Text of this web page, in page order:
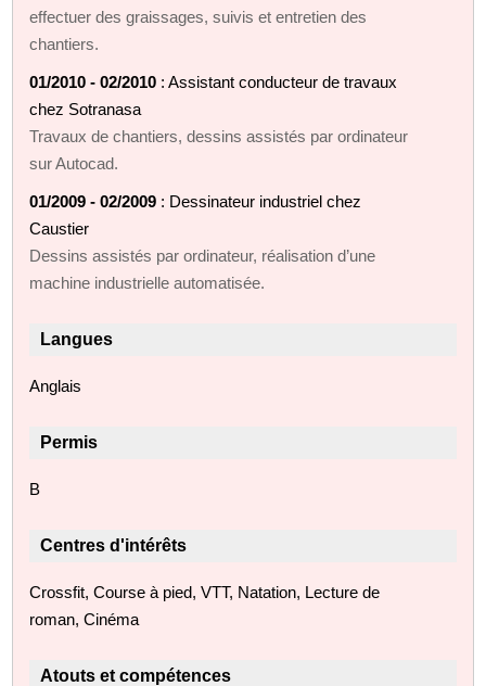
effectuer des graissages, suivis et entretien des
chantiers.
01/2010 - 02/2010 : Assistant conducteur de travaux
chez Sotranasa
Travaux de chantiers, dessins assistés par ordinateur
sur Autocad.
01/2009 - 02/2009 : Dessinateur industriel chez
Caustier
Dessins assistés par ordinateur, réalisation d’une
machine industrielle automatisée.
Langues
Anglais
Permis
B
Centres d'intérêts
Crossfit, Course à pied, VTT, Natation, Lecture de
roman, Cinéma
Atouts et compétences